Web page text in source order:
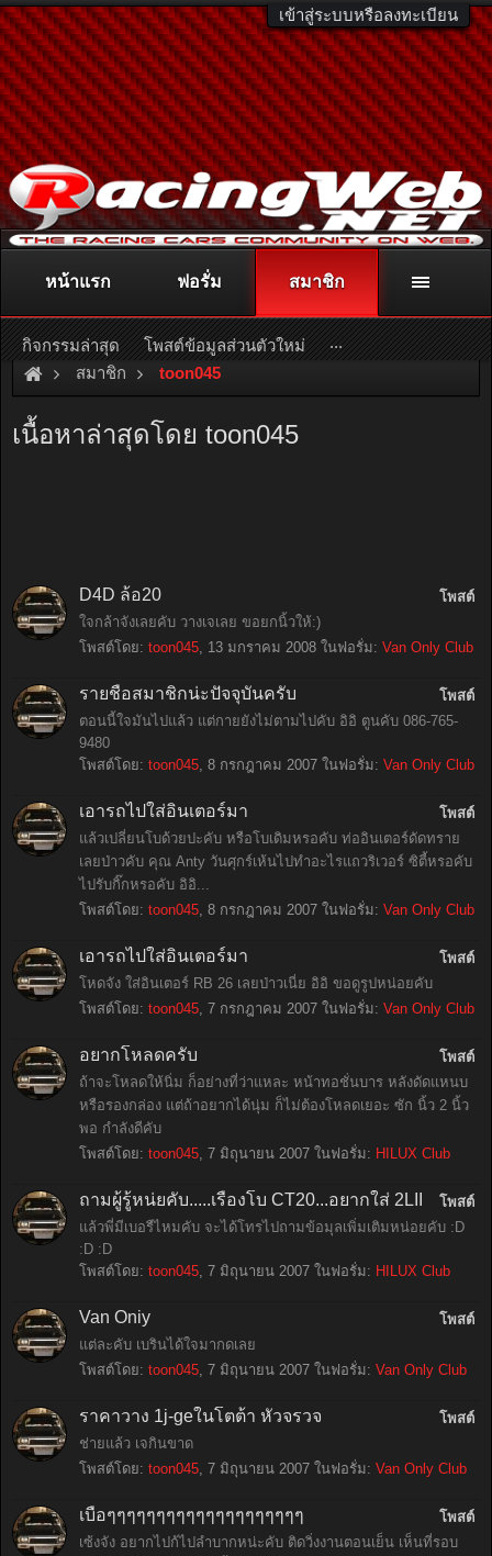
เข้าสู่ระบบหรือลงทะเบียน
ติดต่อลงโฆษณา racingweb@gmail.comหรือโทร. 081-811-1138
หรืออ่านรายละเอียดเพิ่มเติม คลิกที่นี่
สมาชิก toon045
เนื้อหาล่าสุดโดย toon045
โพสต์
D4D ล้อ20
ใจกล้าจังเลยคับ วางเจเลย ขอยกนิ้วให้:)
โพสต์โดย: toon045, 13 มกราคม 2008 ในฟอรั่ม: Van Only Club
โพสต์
รายชื่อสมาชิกน่ะปัจจุบันครับ
ตอนนี้ใจมันไปแล้ว แต่กายยังไม่ตามไปคับ อิอิ ตูนคับ 086-765-
9480
โพสต์โดย: toon045, 8 กรกฎาคม 2007 ในฟอรั่ม: Van Only Club
โพสต์
เอารถไปใส่อินเตอร์มา
แล้วเปลี่ยนโบด้วยปะคับ หรือโบเดิมหรอคับ ท่ออินเตอร์ดัดทราย
เลยป่าวคับ คุณ Anty วันศุกร์เห้นไปทำอะไรแถวริเวอร์ ซิตี้หรอคับ
ไปรับกิ๊กหรอคับ อิอิ...
โพสต์โดย: toon045, 8 กรกฎาคม 2007 ในฟอรั่ม: Van Only Club
โพสต์
เอารถไปใส่อินเตอร์มา
โหดจัง ใส่อินเตอร์ RB 26 เลยป่าวเนี่ย อิอิ ขอดูรูปหน่อยคับ
โพสต์โดย: toon045, 7 กรกฎาคม 2007 ในฟอรั่ม: Van Only Club
โพสต์
อยากโหลดครับ
ถ้าจะโหลดให้นิ่ม ก็อย่างที่ว่าแหละ หน้าทอชั่นบาร หลังดัดแหนบ
หรือรองกล่อง แต่ถ้าอยากได้นุ่ม ก็ไม่ต้องโหลดเยอะ ซัก นิ้ว 2 นิ้ว
พอ กำลังดีคับ
โพสต์โดย: toon045, 7 มิถุนายน 2007 ในฟอรั่ม: HILUX Club
โพสต์
ถามผู้รู้หน่ยคับ.....เรื่องโบ CT20...อยากใส่ 2LII
แล้วพี่มีเบอรืไหมคับ จะได้โทรไปถามข้อมุลเพิ่มเติมหน่อยคับ :D
:D :D
โพสต์โดย: toon045, 7 มิถุนายน 2007 ในฟอรั่ม: HILUX Club
โพสต์
Van Oniy
แต่ละคับ เบรินได้ใจมากดเลย
โพสต์โดย: toon045, 7 มิถุนายน 2007 ในฟอรั่ม: Van Only Club
โพสต์
ราคาวาง 1j-geในโตต้า หัวจรวจ
ช่ายแล้ว เจกินขาด
โพสต์โดย: toon045, 7 มิถุนายน 2007 ในฟอรั่ม: Van Only Club
โพสต์
เบื่อๆๆๆๆๆๆๆๆๆๆๆๆๆๆๆๆๆๆๆๆ
เซ้งจัง อยากไปก้ไปลำบากหน่ะคับ ติดวิ่งงานตอนเย็น เห็นที่รอบ
หน้าแรก ฟอรั่ม สมาชิก
กิจกรรมล่าสุด โพสต์ข้อมูลส่วนตัวใหม่ ...